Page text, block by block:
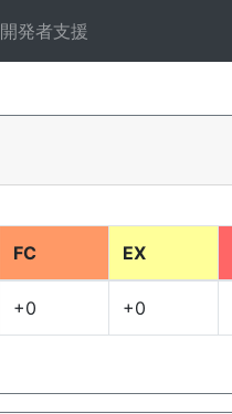
開発者支援
FC EX
+0 +0